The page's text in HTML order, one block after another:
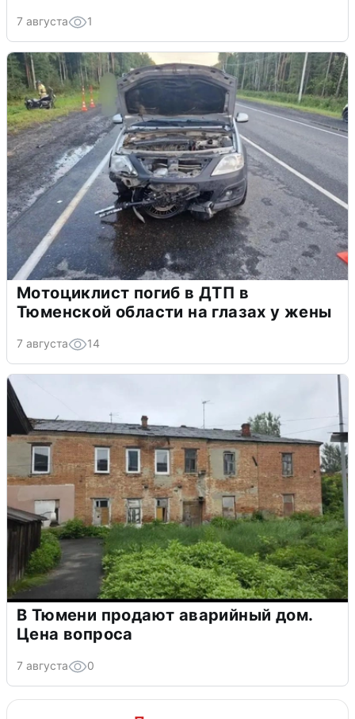
7 августа 1
Мотоциклист погиб в ДТП в
Тюменской области на глазах у жены
7 августа 14
В Тюмени продают аварийный дом.
Цена вопроса
7 августа 0